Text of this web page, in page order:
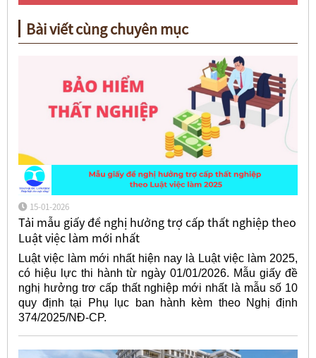
Bài viết cùng chuyên mục
15-01-2026
Tải mẫu giấy đề nghị hưởng trợ cấp thất nghiệp theo
Luật việc làm mới nhất
Luật việc làm mới nhất hiện nay là Luật việc làm 2025,
có hiệu lực thi hành từ ngày 01/01/2026. Mẫu giấy đề
nghị hưởng trơ cấp thất nghiệp mới nhất là mẫu số 10
quy định tại Phụ lục ban hành kèm theo Nghị định
374/2025/NĐ-CP.